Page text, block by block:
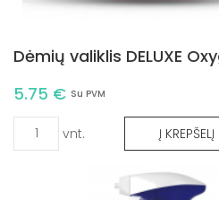
Dėmių valiklis DELUXE
5.75 € Su PVM
vnt. Į KREPŠELĮ